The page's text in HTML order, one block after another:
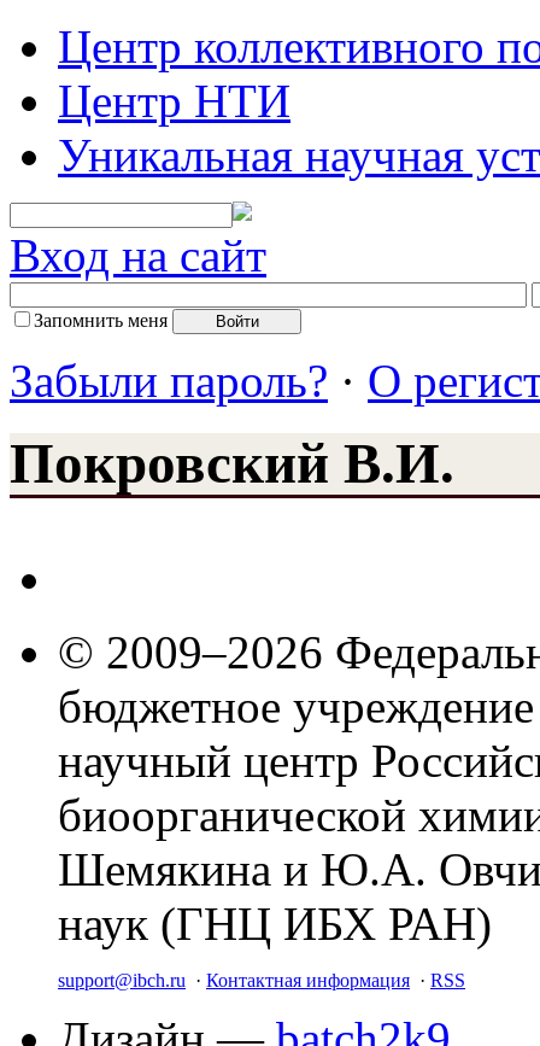
Центр коллективного
Центр НТИ
Уникальная научная
Вход на сайт
Запомнить меня
Забыли пароль? · О
Покровский В.И.
© 2009–2026
бюджетное
научный центр
биоорганической
Шемякина и Ю.А.
наук (ГНЦ ИБХ РАН)
support@ibch.ru · Контактная информация · RSS